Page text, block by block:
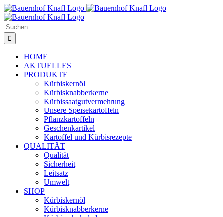
Zum
Inhalt
springen
Suche
nach:
HOME
AKTUELLES
PRODUKTE
Kürbiskernöl
Kürbisknabberkerne
Kürbissaatgutvermehrung
Unsere Speisekartoffeln
Pflanzkartoffeln
Geschenkartikel
Kartoffel und Kürbisrezepte
QUALITÄT
Qualität
Sicherheit
Leitsatz
Umwelt
SHOP
Kürbiskernöl
Kürbisknabberkerne